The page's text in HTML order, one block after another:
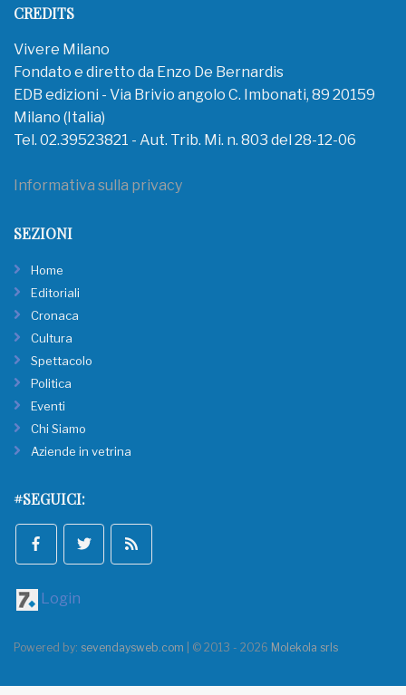
CREDITS
Vivere Milano
Fondato e diretto da Enzo De Bernardis
EDB edizioni - Via Brivio angolo C. Imbonati, 89 20159
Milano (Italia)
Tel. 02.39523821 - Aut. Trib. Mi. n. 803 del 28-12-06
Informativa sulla privacy
SEZIONI
Home
Editoriali
Cronaca
Cultura
Spettacolo
Politica
Eventi
Chi Siamo
Aziende in vetrina
#SEGUICI:
Login
Powered by: sevendaysweb.com | © 2013 - 2026 Molekola srls